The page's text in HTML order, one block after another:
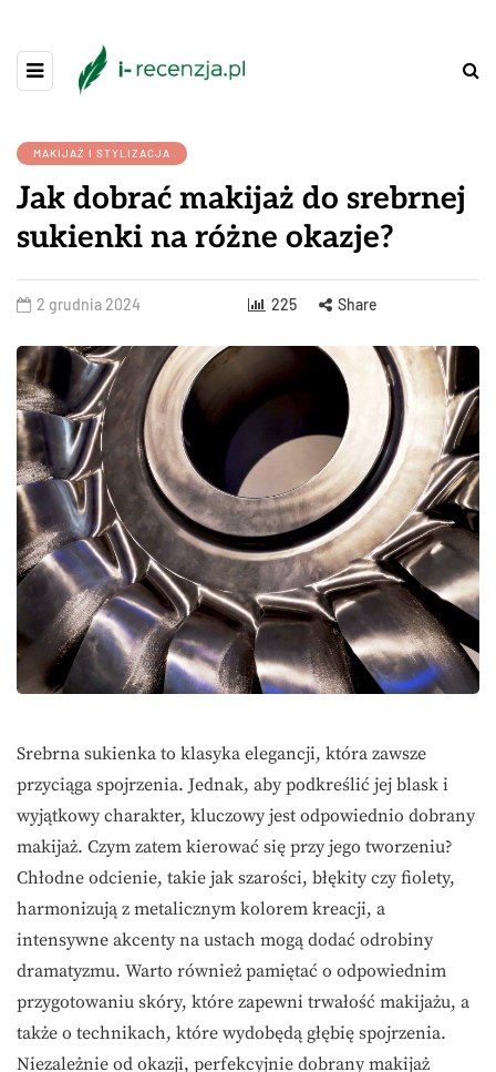
MAKIJAŻ I STYLIZACJA
Jak dobrać makijaż do srebrnej
sukienki na różne okazje?
2 grudnia 2024 225 Share
Srebrna sukienka to klasyka elegancji, która zawsze
przyciąga spojrzenia. Jednak, aby podkreślić jej blask i
wyjątkowy charakter, kluczowy jest odpowiednio dobrany
makijaż. Czym zatem kierować się przy jego tworzeniu?
Chłodne odcienie, takie jak szarości, błękity czy fiolety,
harmonizują z metalicznym kolorem kreacji, a
intensywne akcenty na ustach mogą dodać odrobiny
dramatyzmu. Warto również pamiętać o odpowiednim
przygotowaniu skóry, które zapewni trwałość makijażu, a
także o technikach, które wydobędą głębię spojrzenia.
Niezależnie od okazji, perfekcyjnie dobrany makijaż